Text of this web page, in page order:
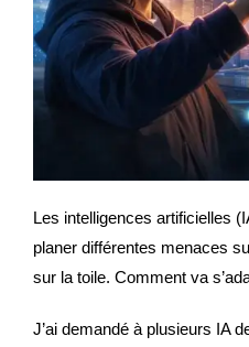
Les intelligences artificielles
planer différentes menaces
sur la toile. Comment va
J’ai demandé à plusieurs IA